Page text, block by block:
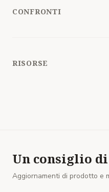
CONFRONTI
RISORSE
Un consiglio
Aggiornamenti di prodotto e